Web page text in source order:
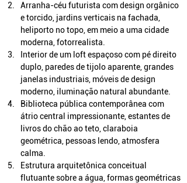
Arranha-céu futurista com design orgânico
e torcido, jardins verticais na fachada,
heliporto no topo, em meio a uma cidade
moderna, fotorrealista.
Interior de um loft espaçoso com pé direito
duplo, paredes de tijolo aparente, grandes
janelas industriais, móveis de design
moderno, iluminação natural abundante.
Biblioteca pública contemporânea com
átrio central impressionante, estantes de
livros do chão ao teto, claraboia
geométrica, pessoas lendo, atmosfera
calma.
Estrutura arquitetônica conceitual
flutuante sobre a água, formas geométricas